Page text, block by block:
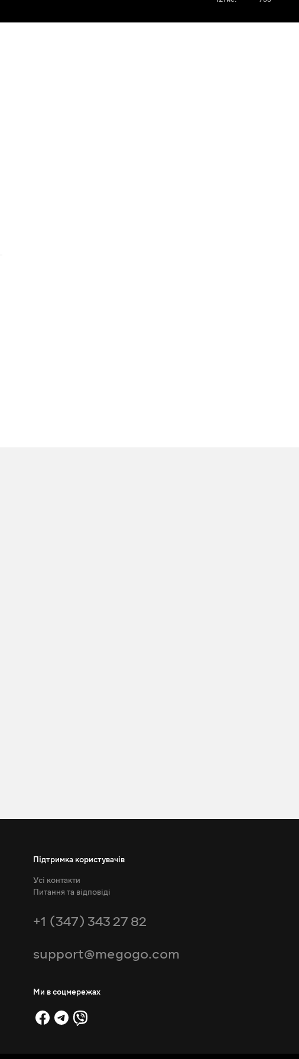
Підтримка користувачів
Усі контакти
Питання та відповіді
+1 (347) 343 27 82
support@megogo.com
Ми в соцмережах